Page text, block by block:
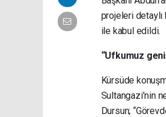
projeleri
ile kabul edildi.
“Ufkumuz
Kürsüde
Sultangazi’nin
Dursun;